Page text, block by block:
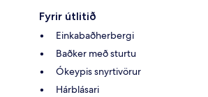
Fyrir útlitið
Einkabaðherbergi
Baðker með sturtu
Ókeypis snyrtivörur
Hárblásari